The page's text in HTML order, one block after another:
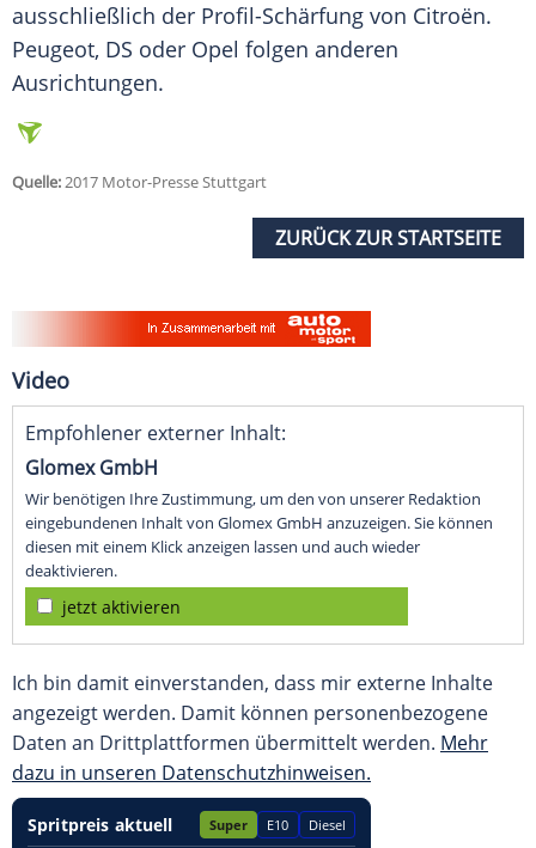
ausschließlich der Profil-Schärfung von Citroën.
Peugeot, DS oder Opel folgen anderen
Ausrichtungen.
Quelle:2017 Motor-Presse Stuttgart
ZURÜCK ZUR STARTSEITE
Video
Empfohlener externer Inhalt:
Glomex GmbH
Wir benötigen Ihre Zustimmung, um den von unserer Redaktion
eingebundenen Inhalt von Glomex GmbH anzuzeigen. Sie können
diesen mit einem Klick anzeigen lassen und auch wieder
deaktivieren.
jetzt aktivieren
Ich bin damit einverstanden, dass mir externe Inhalte
angezeigt werden. Damit können personenbezogene
Daten an Drittplattformen übermittelt werden. Mehr
dazu in unseren Datenschutzhinweisen.